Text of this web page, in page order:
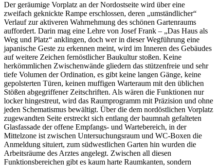
Der geräumige Vorplatz an der Nordostseite wird über eine
zweifach geknickte Rampe erschlossen, deren „umständlicher“
Verlauf zur aktiveren Wahrnehmung des schönen Gartenraums
auffordert. Darin mag eine Lehre von Josef Frank – „Das Haus als
Weg und Platz“ anklingen, doch wer in dieser Wegführung eine
japanische Geste zu erkennen meint, wird im Inneren des Gebäudes
auf weitere Zeichen fernöstlicher Baukultur stoßen. Keine
herkömmlichen Zwischenwände gliedern das stützenfreie und sehr
tiefe Volumen der Ordination, es gibt keine langen Gänge, keine
gepolsterten Türen, keinen muffigen Warteraum mit den üblichen
Stößen abgegriffener Zeitschriften. Als wären die Funktionen nur
locker hingestreut, wird das Raumprogramm mit Präzision und ohne
jeden Schematismus bewältigt. Über die dem nordöstlichen Vorplatz
zugewandten Seite erstreckt sich entlang der baumnah gefalteten
Glasfassade der offene Empfangs- und Wartebereich, in der
Mittelzone ist zwischen Untersuchungsraum und WC-Boxen die
Anmeldung situiert, zum südwestlichen Garten hin wurden die
Arbeitsräume des Arztes angelegt. Zwischen all diesen
Funktionsbereichen gibt es kaum harte Raumkanten, sondern